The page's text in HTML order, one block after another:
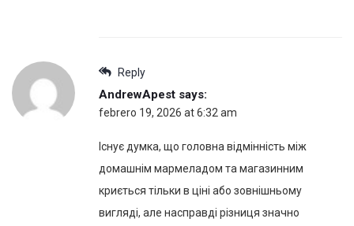
Reply
AndrewApest says:
febrero 19, 2026 at 6:32 am
Існує думка, що головна відмінність між
домашнім мармеладом та магазинним
криється тільки в ціні або зовнішньому
вигляді, але насправді різниця значно